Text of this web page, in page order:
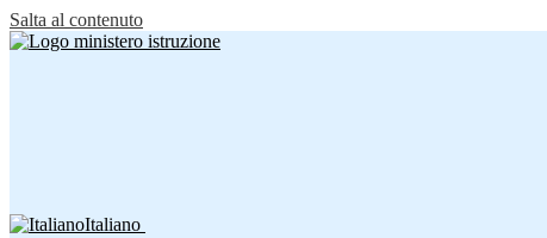
Salta al contenuto
Italiano